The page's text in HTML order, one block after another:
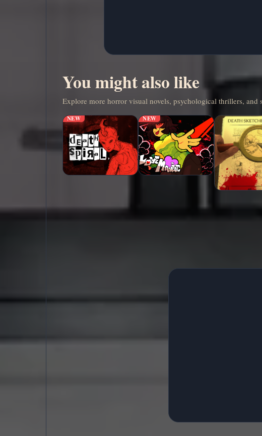
You might also like
Explore more horror visual novels, psychological thrillers, and
NEW NEW